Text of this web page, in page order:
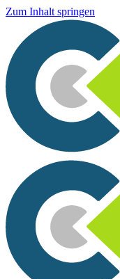
Zum Inhalt springen